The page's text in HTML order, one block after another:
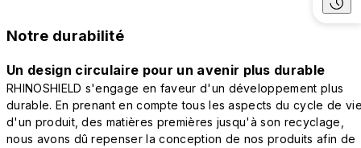
Notre durabilité
Un design circulaire pour un avenir plus durable
RHINOSHIELD s'engage en faveur d'un développement plus
durable. En prenant en compte tous les aspects du cycle de
d'un produit, des matières premières jusqu'à son recyclage,
nous avons dû repenser la conception de nos produits afin de